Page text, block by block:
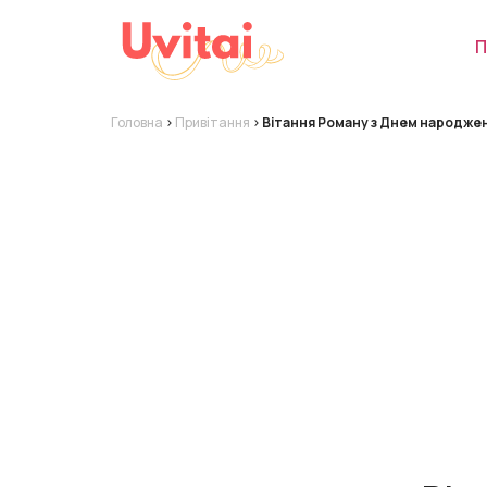
Головна > Привітання > Вітання Роману з Днем